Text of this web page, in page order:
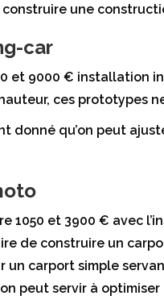
une
car
et 9000 € installation
ces prototypes
donné qu’on peut
1050 et 3900 € avec
de construire un
un carport simple
peut servir à optimiser